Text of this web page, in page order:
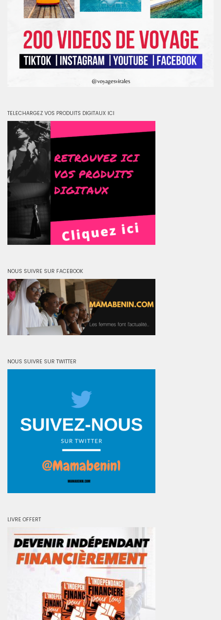
TELECHARGEZ VOS PRODUITS DIGITAUX ICI
NOUS SUIVRE SUR FACEBOOK
NOUS SUIVRE SUR TWITTER
LIVRE OFFERT